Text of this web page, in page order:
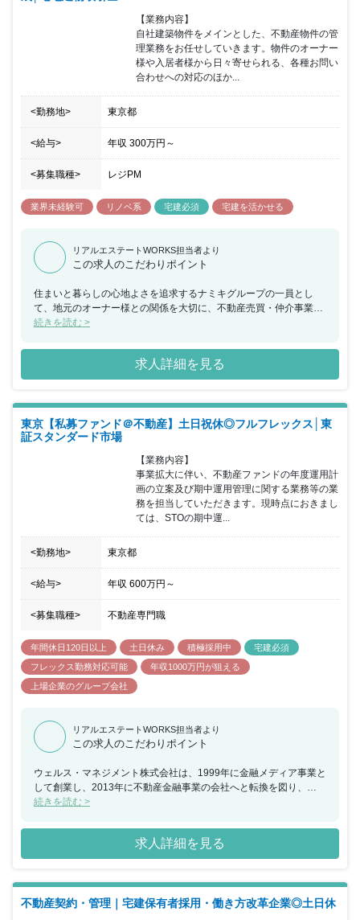
【業務内容】
自社建築物件をメインとした、不動産物件の管
理業務をお任せしていきます。物件のオーナー
様や入居者様から日々寄せられる、各種お問い
合わせへの対応のほか...
<勤務地> 東京都
<給与> 年収 300万円 ～
<募集職種> レジPM
業界未経験可 リノベ系 宅建必須 宅建を活かせる
リアルエステートWORKS担当者より
この求人のこだわりポイント
住まいと暮らしの心地よさを追求するナミキグループの一員とし
て、地元のオーナー様との関係を大切に、不動産売買・仲介事業を
展開してまいりました。グループの幅広いネットワークをいかし、
のひとつです。同時に、同社で働く一人ひとりが、ご相談者様のニ
ーズにいつでもお応えできるように、それぞれのキャリアを自由に
磨くことができ、心地よく働くことができる職場環境の構築にも力
風が吹いています。私たちは、今を新しい価値提案のチャンスとと
らえ、より多くのお客様にご満足いただける、トータルプロフェッ
ショナルカンパニーを目指します。 ■1937年創業。東京都板橋区を
拠点とした地域密着の安定企業。 ■入居率99％以上を誇るデザイン
アパートをはじめ、木造1,000棟以上、RC造500棟以上の建築実績
があります。 ■東武東上線沿いのエリアに根差し、賃貸仲介会社を
運営。ファミリーから単身者向けの物件を扱っています。 ■グルー
プ内で住宅の施工から賃貸・売買仲介、物件管理、リフォームま
で、一貫したサービスを提供しております。 ■働きやすい環境で勤
続年数の長い社員も多く、腰を据えて長期的にキャリアを積むこと
が出来ます。
続きを読む >
求人詳細を見る
東京【私募ファンド＠不動産】土日祝休◎フルフレックス│東
証スタンダード市場
【業務内容】
事業拡大に伴い、不動産ファンドの年度運用計
画の立案及び期中運用管理に関する業務等の業
務を担当していただきます。現時点におきまし
ては、STOの期中運...
<勤務地> 東京都
<給与> 年収 600万円 ～
<募集職種> 不動産専門職
年間休日120日以上 土日休み 積極採用中
宅建必須
フレックス勤務対応可能
年収1000万円が狙える
上場企業のグループ会社
リアルエステートWORKS担当者より
この求人のこだわりポイント
ウェルス・マネジメント株式会社は、1999年に金融メディア事業と
して創業し、2013年に不動産金融事業の会社へと転換を図り、
2015年よりホテル運営事業をスタートさせました。同年、金融メデ
在の体制を構築しております。「快適な時間と空間づくりを通し
て、日本の魅力と文化を、「体験価値」として提供し、あらゆるお
客様に感動と安定的な繁栄をお届けすることで、豊かな社会の発展
は、東証スタンダード市場に上場しております。ホールディングス
として、グループ会社の経営管理を行うほか、グループ会社が組成
続きを読む >
求人詳細を見る
不動産契約・管理｜宅建保有者採用・働き方改革企業◎土日休